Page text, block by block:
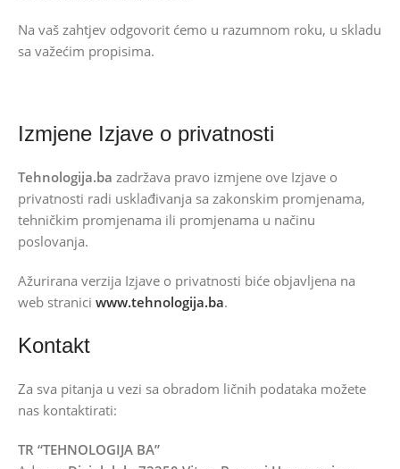
Na vaš zahtjev odgovorit ćemo u razumnom roku, u skladu
sa važećim propisima.
Izmjene Izjave o privatnosti
Tehnologija.ba zadržava pravo izmjene ove Izjave o
privatnosti radi usklađivanja sa zakonskim promjenama,
tehničkim promjenama ili promjenama u načinu
poslovanja.
Ažurirana verzija Izjave o privatnosti biće objavljena na
web stranici www.tehnologija.ba.
Kontakt
Za sva pitanja u vezi sa obradom ličnih podataka možete
nas kontaktirati:
TR “TEHNOLOGIJA BA”